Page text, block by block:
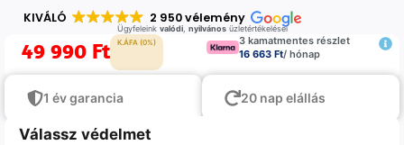
KIVÁLÓ 2 950 vélemény
Ügyfeleink valódi, nyilvánosüzletértékelései
49 990 Ft K.ÁFA (0%)
3 kamatmentes részlet
16 663 Ft/ hónap
1 év garancia 20 nap elállás
Válassz védelmet